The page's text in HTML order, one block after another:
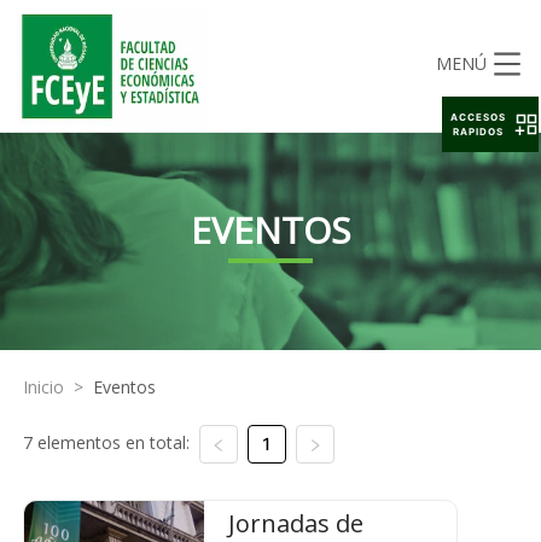
MENÚ
EVENTOS
Inicio > Eventos
7 elementos en total: 1
Jornadas de
ACCESOS
RAPIDOS